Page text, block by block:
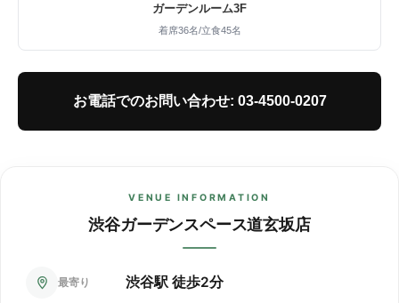
ガーデンルーム3F
着席36名/立食45名
お電話でのお問い合わせ: 03-4500-0207
VENUE INFORMATION
渋谷ガーデンスペース道玄坂店
最寄り 渋谷駅 徒歩2分